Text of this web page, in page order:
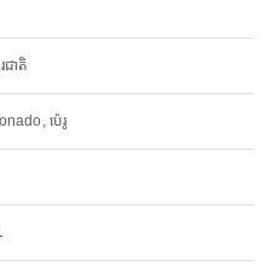
ជាតិ
ប៉េរូ